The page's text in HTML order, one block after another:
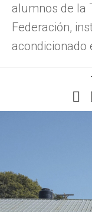
alumnos de la
Federación,
acondicionado